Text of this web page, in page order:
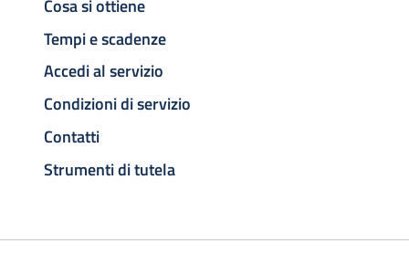
Cosa si ottiene
Tempi e scadenze
Accedi al servizio
Condizioni di servizio
Contatti
Strumenti di tutela